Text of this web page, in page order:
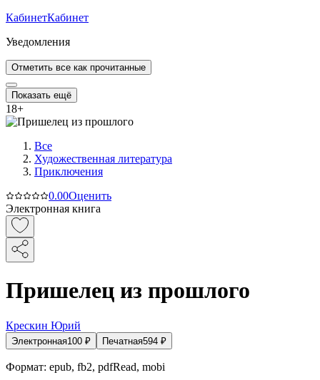
КабинетКабинет
Уведомления
Отметить все как прочитанные
Показать ещё
18+
Все
Художественная литература
Приключения
0.00Оценить
Электронная книга
Пришелец из прошлого
Крескин Юрий
Электронная100 ₽ Печатная594 ₽
Формат: epub, fb2, pdfRead, mobi